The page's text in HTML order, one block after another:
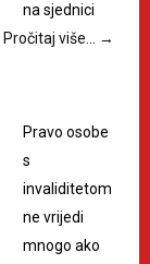
na sjednici
Pročitaj više… →
Pravo osobe
s
invaliditetom
ne vrijedi
mnogo ako